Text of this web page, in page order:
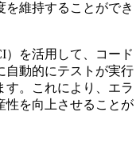
を維持することができ
）を活用して、コード
自動的にテストが実行
す。これにより、エラ
性を向上させることが